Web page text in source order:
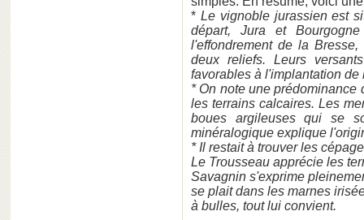
* Le vignoble jurassien est
départ, Jura et
l'effondrement de la
deux reliefs. Leurs
favorables à l'implantation de
* On note une prédominance
les terrains calcaires. Les
boues argileuses qui se
minéralogique explique
* Il restait à trouver les
Le Trousseau apprécie les
Savagnin s'exprime
se plait dans les marnes
à bulles, tout lui convient.